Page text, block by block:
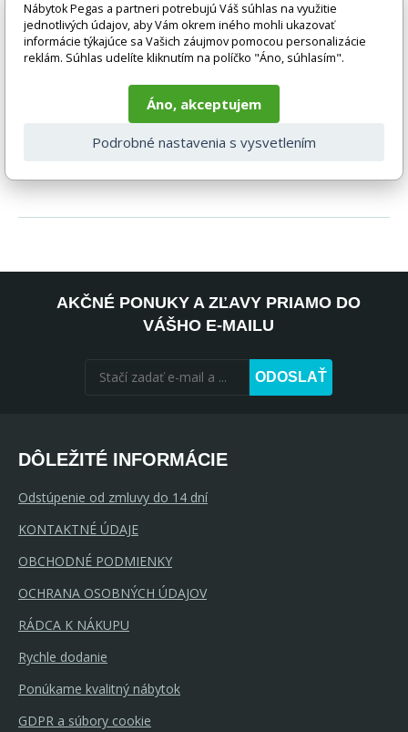
Tovar sa dodáva bez príslušenstva a dekorácií (napr. textilných
doplnkov, spotrebičov, vodovodných batérií, matracov atď.),
preto nie sú zahrnuté v cene. Tovar sa zvyčajne dodáva v
demontovanom stave v závislosti od povahy tovaru.
Fotografie môžu byť ilustračné a farba výrobku nemusí
zodpovedať skutočnosti z dôvodu nastavenia monitora a
prevodu do elektronickej podoby. V prípade akýchkoľvek
nejasností alebo otázok kontaktujte naše klientske centrum:
pegas@nabytok-pegas.sk , alebo zavolajte na číslo 940 499
AKČNÉ PONUKY A ZĽAVY PRIAMO DO
VÁŠHO E-MAILU
ODOSLAŤ
DÔLEŽITÉ INFORMÁCIE
Odstúpenie od zmluvy do 14 dní
KONTAKTNÉ ÚDAJE
OBCHODNÉ PODMIENKY
OCHRANA OSOBNÝCH ÚDAJOV
RÁDCA K NÁKUPU
Rychle dodanie
Ponúkame kvalitný nábytok
GDPR a súbory cookie
Nábytok Pegas a partneri potrebujú Váš súhlas na využitie
jednotlivých údajov, aby Vám okrem iného mohli ukazovať
informácie týkajúce sa Vašich záujmov pomocou personalizácie
reklám. Súhlas udelíte kliknutím na políčko "Áno, súhlasím".
Áno, akceptujem
Podrobné nastavenia s vysvetlením